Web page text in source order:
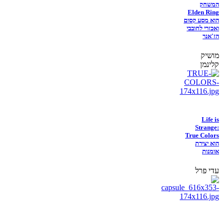
המשחק
Elden Ring
הוא מסע קסום
ואכזרי לחובבי
הז'אנר
מושיק
קלינמן
Life is
Strange:
True Colors
הוא יצירת
אומנות
עדי פרל